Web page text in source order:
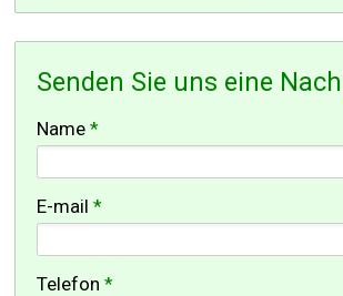
Senden Sie uns eine
Name *
E-mail *
Telefon *